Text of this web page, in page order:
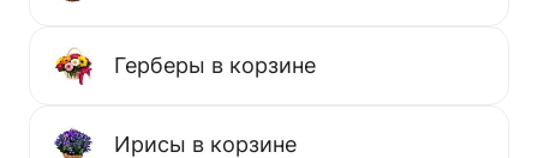
Герберы в корзине
Ирисы в корзине